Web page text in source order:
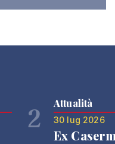
2 Attualità
30 lug 2026
Ex